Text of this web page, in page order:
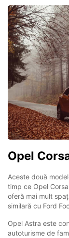
Opel
Aceste două
timp ce Opel
oferă mai mult
similară cu Ford
Opel Astra este
autoturisme de